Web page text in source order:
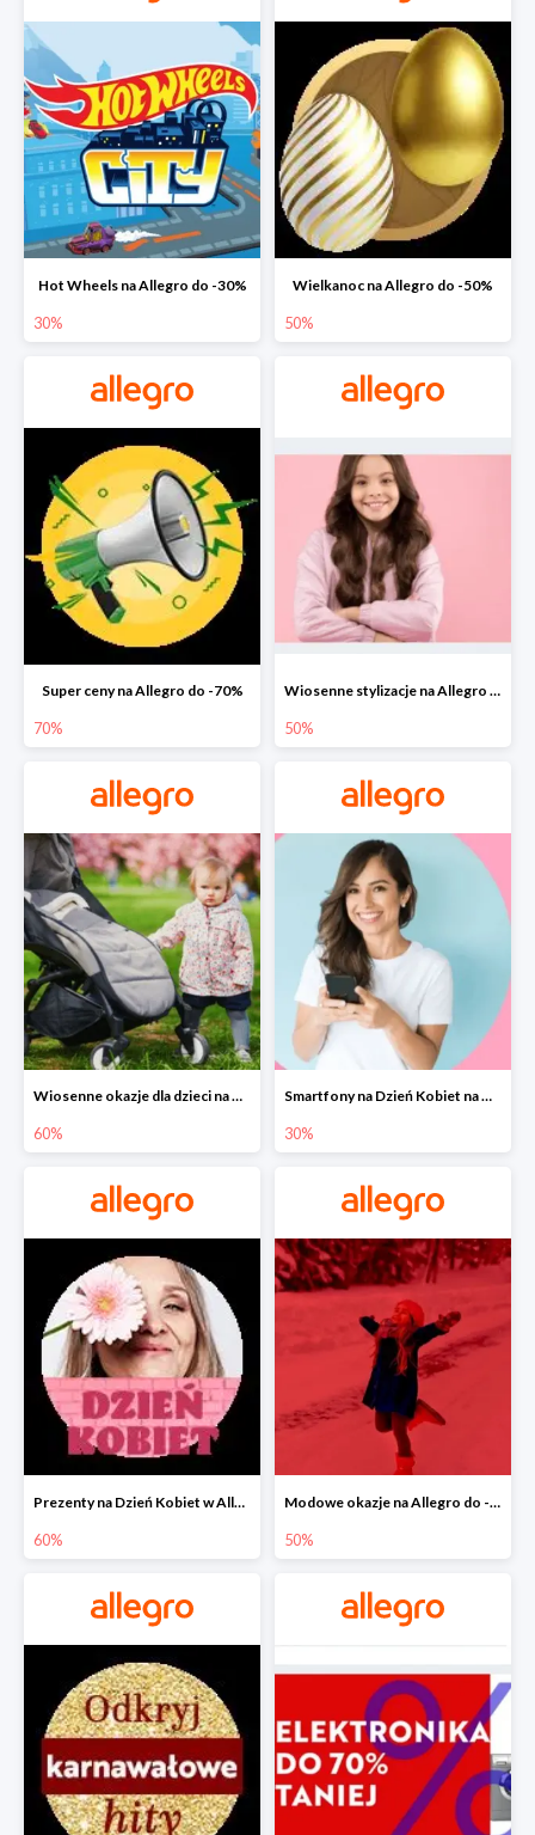
Hot Wheels na Allegro do -30%
30%
Wielkanoc na Allegro do -50%
50%
Super ceny na Allegro do -70%
70%
Wiosenne stylizacje na Allegro do -50%
50%
Wiosenne okazje dla dzieci na Allegro do -60%
60%
Smartfony na Dzień Kobiet na Allegro do -30%
30%
Prezenty na Dzień Kobiet w Allegro do -60%
60%
Modowe okazje na Allegro do -50%
50%